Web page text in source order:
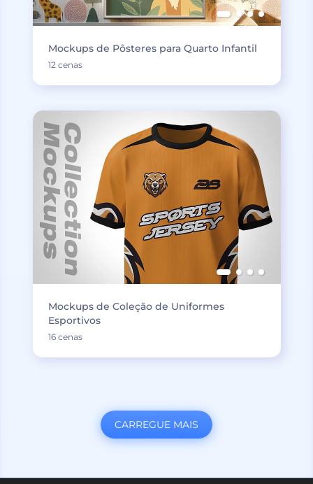
Mockups de Pôsteres para Quarto Infantil
12 cenas
Mockups de Coleção de Uniformes
Esportivos
16 cenas
CARREGUE MAIS